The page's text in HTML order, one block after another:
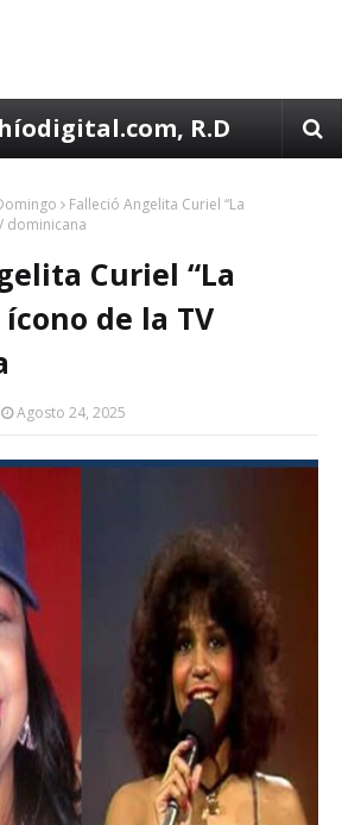
R.D
Falleció Angelita Curiel “La
dominicana
Curiel “La
de la TV
Agosto 24, 2025